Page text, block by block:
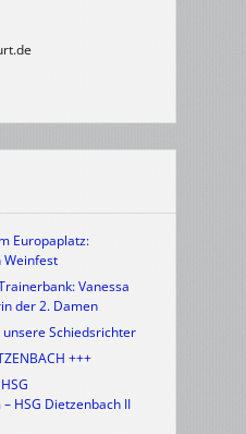
Europaplatz:
Weinfest
Vanessa
der 2. Damen
Schiedsrichter
+++
HSG Dietzenbach II